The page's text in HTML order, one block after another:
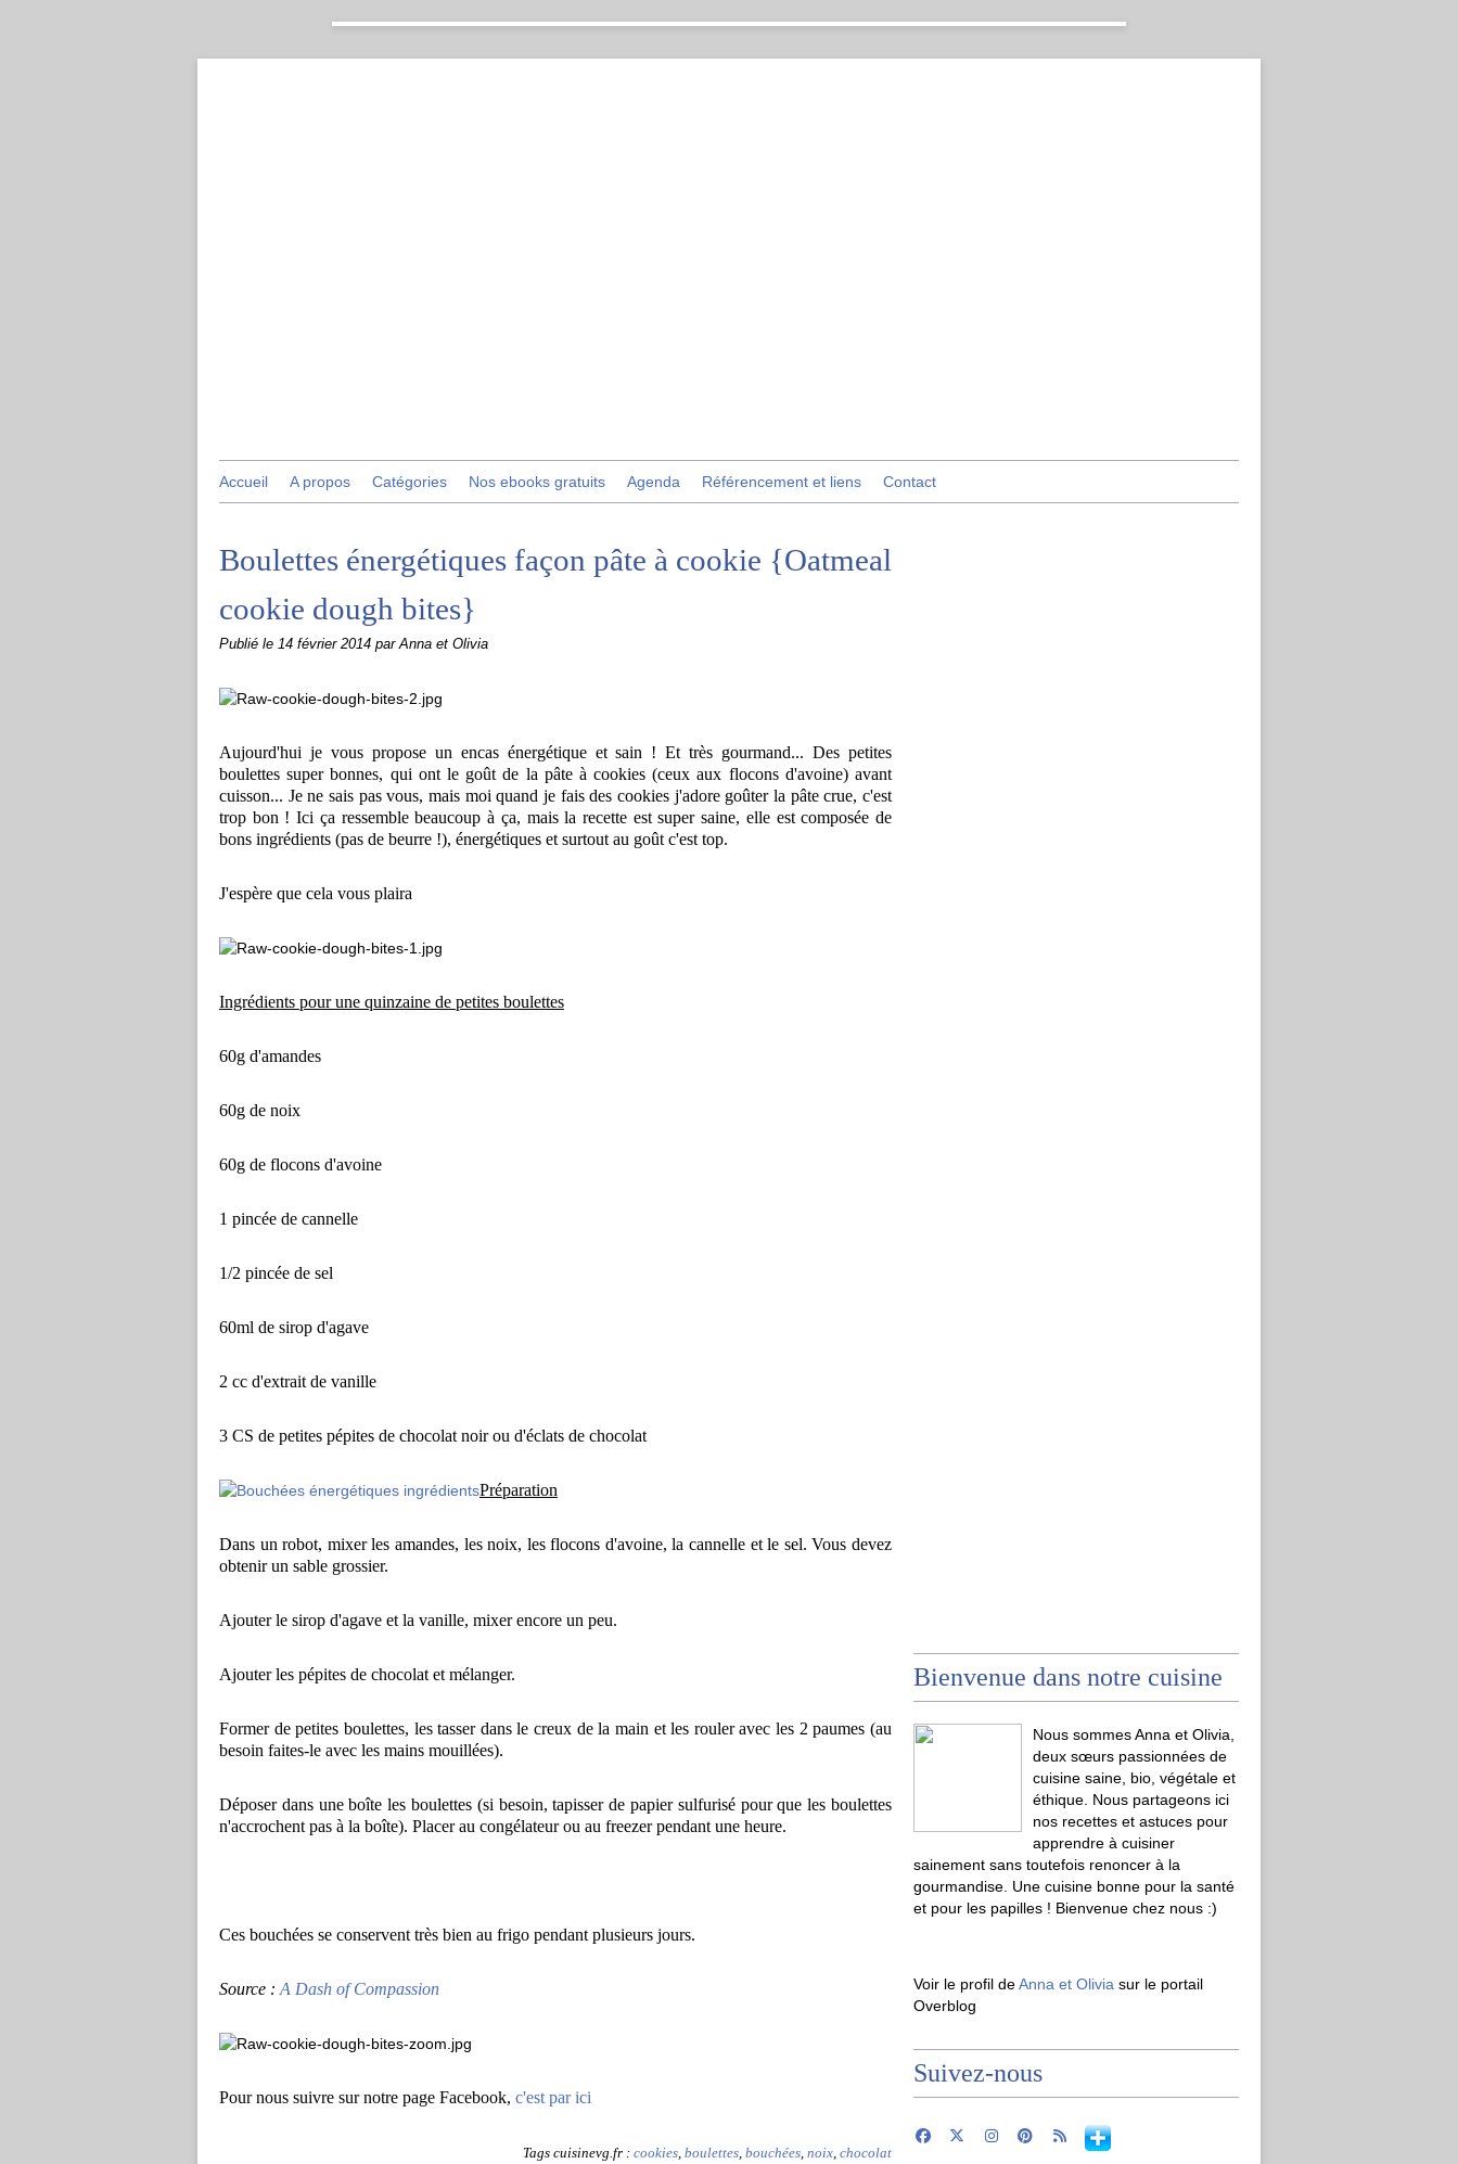
Accueil A propos Catégories Nos ebooks gratuits Agenda Référencement et liens Contact
Boulettes énergétiques façon pâte à cookie {Oatmeal
cookie dough bites}
Publié le 14 février 2014 par Anna et Olivia
Aujourd'hui je vous propose un encas énergétique et sain ! Et très gourmand... Des petites
boulettes super bonnes, qui ont le goût de la pâte à cookies (ceux aux flocons d'avoine) avant
cuisson... Je ne sais pas vous, mais moi quand je fais des cookies j'adore goûter la pâte crue, c'est
trop bon ! Ici ça ressemble beaucoup à ça, mais la recette est super saine, elle est composée de
bons ingrédients (pas de beurre !), énergétiques et surtout au goût c'est top.
J'espère que cela vous plaira
Ingrédients pour une quinzaine de petites boulettes
60g d'amandes
60g de noix
60g de flocons d'avoine
1 pincée de cannelle
1/2 pincée de sel
60ml de sirop d'agave
2 cc d'extrait de vanille
3 CS de petites pépites de chocolat noir ou d'éclats de chocolat
Préparation
Dans un robot, mixer les amandes, les noix, les flocons d'avoine, la cannelle et le sel. Vous devez
obtenir un sable grossier.
Ajouter le sirop d'agave et la vanille, mixer encore un peu.
Ajouter les pépites de chocolat et mélanger.
Former de petites boulettes, les tasser dans le creux de la main et les rouler avec les 2 paumes (au
besoin faites-le avec les mains mouillées).
Déposer dans une boîte les boulettes (si besoin, tapisser de papier sulfurisé pour que les boulettes
n'accrochent pas à la boîte). Placer au congélateur ou au freezer pendant une heure.
Ces bouchées se conservent très bien au frigo pendant plusieurs jours.
Source : A Dash of Compassion
Pour nous suivre sur notre page Facebook, c'est par ici
Tags cuisinevg.fr : cookies, boulettes, bouchées, noix, chocolat
Bienvenue dans notre cuisine
Nous sommes Anna et Olivia,
deux sœurs passionnées de
cuisine saine, bio, végétale et
éthique. Nous partageons ici
nos recettes et astuces pour
apprendre à cuisiner
sainement sans toutefois renoncer à la
gourmandise. Une cuisine bonne pour la santé
et pour les papilles ! Bienvenue chez nous :)
Voir le profil deAnna et Olivia sur le portail
Overblog
Suivez-nous